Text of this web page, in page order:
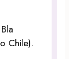
Chile).